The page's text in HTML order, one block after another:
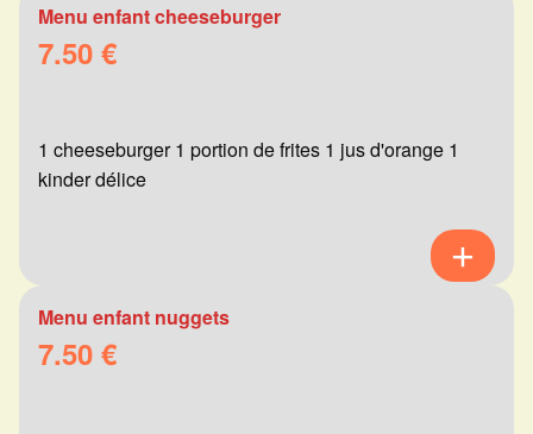
Menu enfant cheeseburger
7.50 €
1 cheeseburger 1 portion de frites 1 jus d'orange 1
kinder délice
Menu enfant nuggets
7.50 €